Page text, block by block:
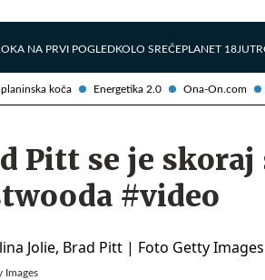
koča Energetika 2.0 Ona-On.com
NA PRVI POGLEDKOLO SREČEPLANET 18
Pitt se je
#video
Images